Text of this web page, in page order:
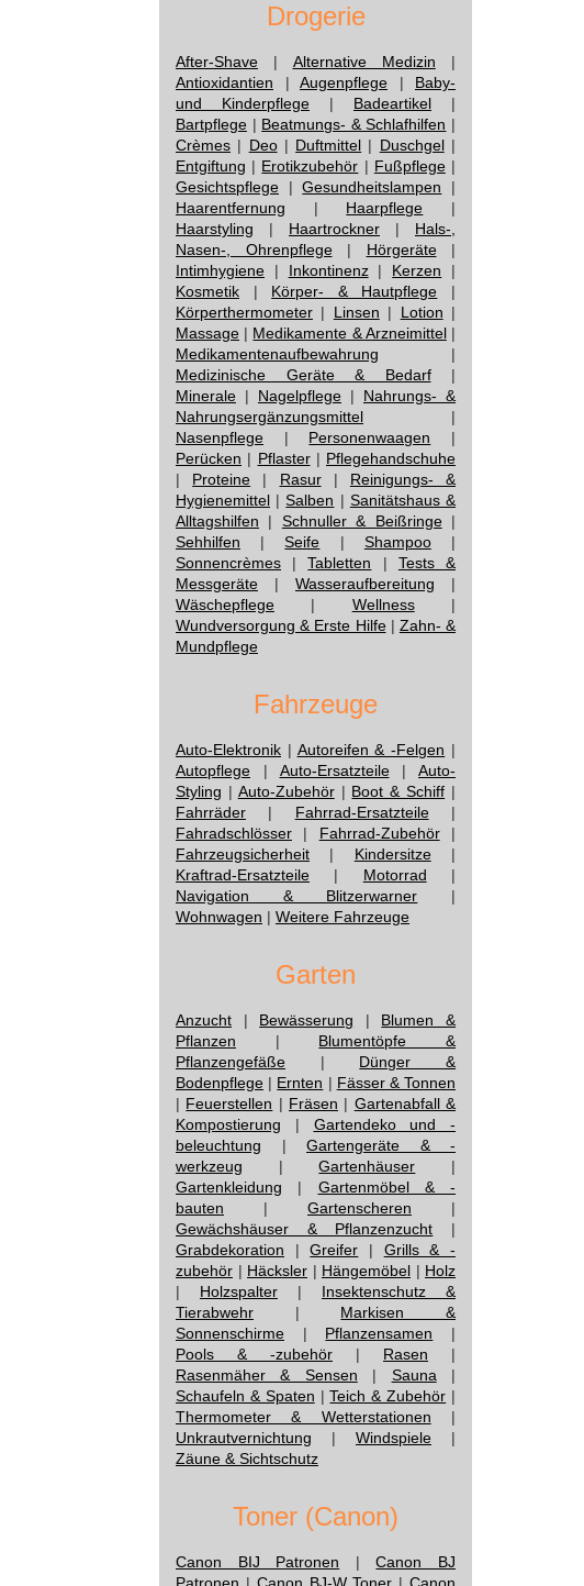
Drogerie
After-Shave | Alternative Medizin |
Antioxidantien | Augenpflege | Baby-
und Kinderpflege | Badeartikel |
Bartpflege | Beatmungs- & Schlafhilfen |
Crèmes | Deo| Duftmittel | Duschgel|
Entgiftung | Erotikzubehör | Fußpflege|
Gesichtspflege |Gesundheitslampen |
Haarentfernung | Haarpflege |
Haarstyling | Haartrockner | Hals-,
Nasen-, Ohrenpflege| Hörgeräte|
Intimhygiene | Inkontinenz| Kerzen |
Kosmetik | Körper- & Hautpflege |
Körperthermometer | Linsen | Lotion |
Massage | Medikamente & Arzneimittel|
Medikamentenaufbewahrung |
Medizinische Geräte & Bedarf|
Minerale | Nagelpflege | Nahrungs- &
Nahrungsergänzungsmittel |
Nasenpflege | Personenwaagen |
Perücken | Pflaster| Pflegehandschuhe
| Proteine | Rasur| Reinigungs- &
Hygienemittel |Salben | Sanitätshaus &
Alltagshilfen | Schnuller & Beißringe|
Sehhilfen |Seife | Shampoo|
Sonnencrèmes |Tabletten | Tests &
Messgeräte | Wasseraufbereitung |
Wäschepflege | Wellness|
Wundversorgung & Erste Hilfe| Zahn- &
Mundpflege
Fahrzeuge
Auto-Elektronik | Autoreifen & -Felgen |
Autopflege | Auto-Ersatzteile| Auto-
Styling | Auto-Zubehör| Boot & Schiff |
Fahrräder | Fahrrad-Ersatzteile|
Fahradschlösser | Fahrrad-Zubehör|
Fahrzeugsicherheit | Kindersitze|
Kraftrad-Ersatzteile | Motorrad |
Navigation & Blitzerwarner |
Wohnwagen | Weitere Fahrzeuge
Garten
Anzucht | Bewässerung | Blumen &
Pflanzen | Blumentöpfe &
Pflanzengefäße | Dünger &
Bodenpflege | Ernten | Fässer & Tonnen
| Feuerstellen | Fräsen | Gartenabfall &
Kompostierung | Gartendeko und -
beleuchtung | Gartengeräte & -
werkzeug |Gartenhäuser |
Gartenkleidung | Gartenmöbel & -
bauten | Gartenscheren |
Gewächshäuser & Pflanzenzucht |
Grabdekoration |Greifer | Grills & -
zubehör | Häcksler | Hängemöbel | Holz
| Holzspalter | Insektenschutz &
Tierabwehr | Markisen &
Sonnenschirme | Pflanzensamen |
Pools & -zubehör | Rasen |
Rasenmäher & Sensen | Sauna |
Schaufeln & Spaten |Teich & Zubehör |
Thermometer & Wetterstationen |
Unkrautvernichtung | Windspiele |
Zäune & Sichtschutz
Toner (Canon)
Canon BIJ Patronen |Canon BJ